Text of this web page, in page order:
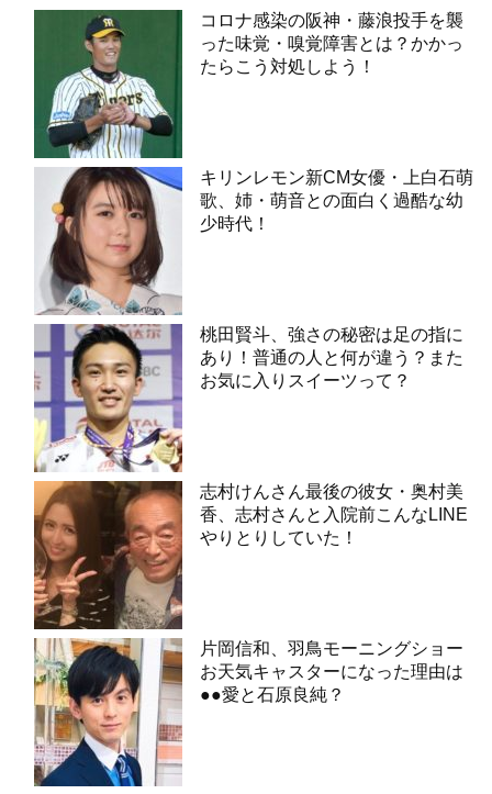
コロナ感染の阪神・藤浪投手を襲
った味覚・嗅覚障害とは？かかっ
たらこう対処しよう！
キリンレモン新CM女優・上白石萌
歌、姉・萌音との面白く過酷な幼
少時代！
桃田賢斗、強さの秘密は足の指に
あり！普通の人と何が違う？また
お気に入りスイーツって？
志村けんさん最後の彼女・奥村美
香、志村さんと入院前こんなLINE
やりとりしていた！
片岡信和、羽鳥モーニングショー
お天気キャスターになった理由は
●●愛と石原良純？